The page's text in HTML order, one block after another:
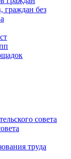
граждан без
совета
труда